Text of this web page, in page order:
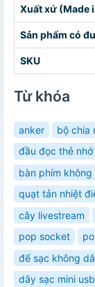
Xuất xứ (Made
Sản phẩm có
SKU
Từ khóa
anker bộ chia
đầu đọc thẻ nhớ
bàn phím không
quạt tản nhiệt
cây livestream
pop socket
đế sạc không
dây sạc mini usb